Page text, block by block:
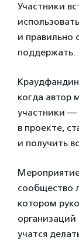
Участники
и правильно
поддержать.
когда автор
участники —
в проекте,
и получить
сообщество
котором
учатся